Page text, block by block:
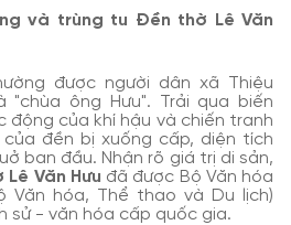
và trùng tu Đền thờ Lê Văn
được người dân xã Thiệu
"chùa ông Hưu". Trải qua biến
động của khí hậu và chiến tranh
của đền bị xuống cấp, diện tích
ban đầu. Nhận rõ giá trị di sản,
Văn Hưu đã được Bộ Văn hóa
Văn hóa, Thể thao và Du lịch)
sử - văn hóa cấp quốc gia.